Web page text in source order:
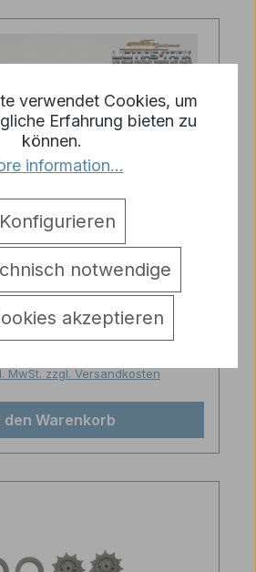
Heng Long
M1A2
1:16 kugelgelagert
Regulärer Preis:
12,95 €
MwSt. zzgl. Versandkosten
den Warenkorb
verwendet Cookies, um
Erfahrung bieten zu
können.
information...
notwendige
Konfigurieren
akzeptieren